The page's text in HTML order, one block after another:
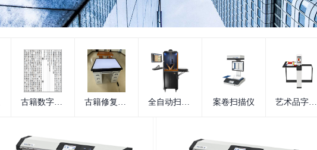
古籍数字化服务 古籍修复设备 全自动扫描仪 案卷扫描仪 艺术品字画扫描仪